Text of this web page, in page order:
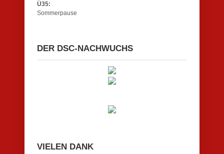
Ü35:
Sommerpause
DER DSC-NACHWUCHS
VIELEN DANK